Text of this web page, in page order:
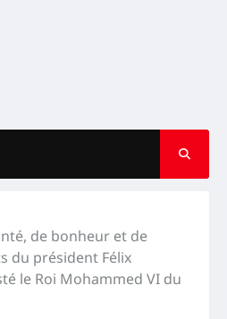
de bonheur et de
du président Félix
le Roi Mohammed VI du